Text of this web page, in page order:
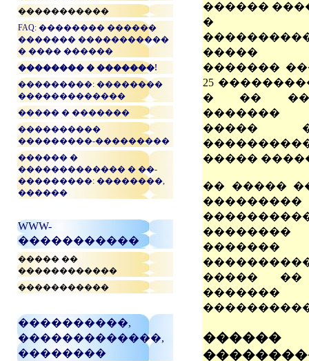
�����������
FAQ: �������� ������
������� �����������
� ���� ������
�������� � �������!
���������: ��������
�������������
����� � �������
����������
���������-���������
������ �
������������� � ��-
���������: ��������,
������
WWW-
�����������
����� ��
������������
�����������
����������,
�������������,
��������
������
�
�����
�������
25
� ��
�������
�����
�����
�� �����
���������
����� ��
������